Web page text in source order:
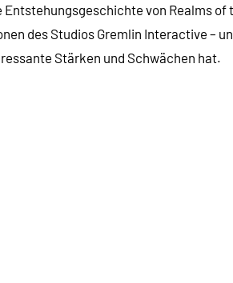
von Realms
des Studios Gremlin Interactive –
Stärken und Schwächen hat.